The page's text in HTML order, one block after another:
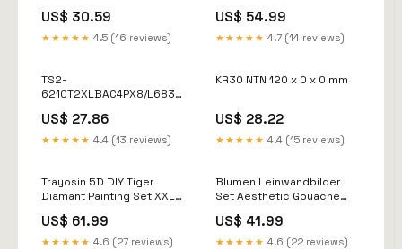
US$ 30.59
★★★★★ 4.5 (16 reviews)
über Shopify www.luxus-
kollektion.de bestellt
US$ 54.99
★★★★★ 4.7 (14 reviews)
TS2-
6210T2XLBAC4PX8/L683Q18
US$ 27.86
★★★★★ 4.4 (13 reviews)
KR30 NTN 120 x 0 x 0 mm
US$ 28.22
★★★★★ 4.4 (15 reviews)
Trayosin 5D DIY Tiger
Diamant Painting Set XXL
US$ 61.99
★★★★★ 4.6 (27 reviews)
Blumen Leinwandbilder
Set Aesthetic Gouache
Shopify www.luxus-
kollektion.de bestellt
US$ 41.99
★★★★★ 4.6 (22 reviews)